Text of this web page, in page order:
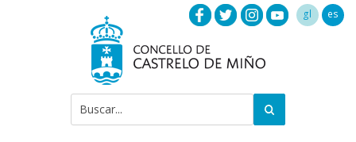
gl es